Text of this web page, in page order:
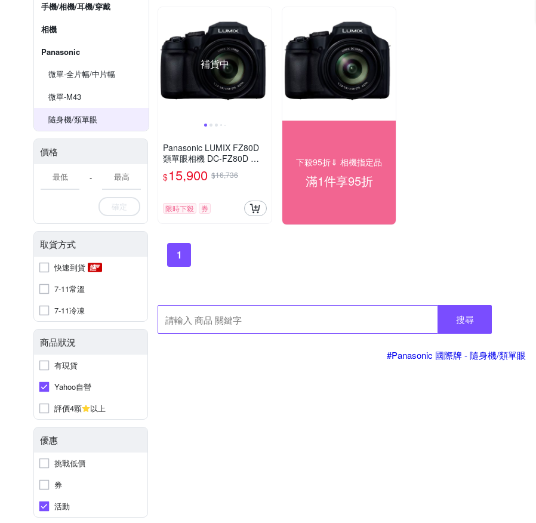
手機/相機/耳機/穿戴
相機
Panasonic
微單-全片幅/中片幅
微單-M43
隨身機/類單眼
價格
-
確定
取貨方式
快速到貨
7-11常溫
7-11冷凍
商品狀況
有現貨
Yahoo自營
評價4顆
以上
優惠
挑戰低價
券
活動
補貨中
Panasonic LUMIX FZ80D
類單眼相機 DC-FZ80D 公
司貨
$15,900 $16,736
限時下殺 券
下殺95折⇓ 相機指定品
滿1件享95折
1
搜尋
#Panasonic 國際牌 - 隨身機/類單眼